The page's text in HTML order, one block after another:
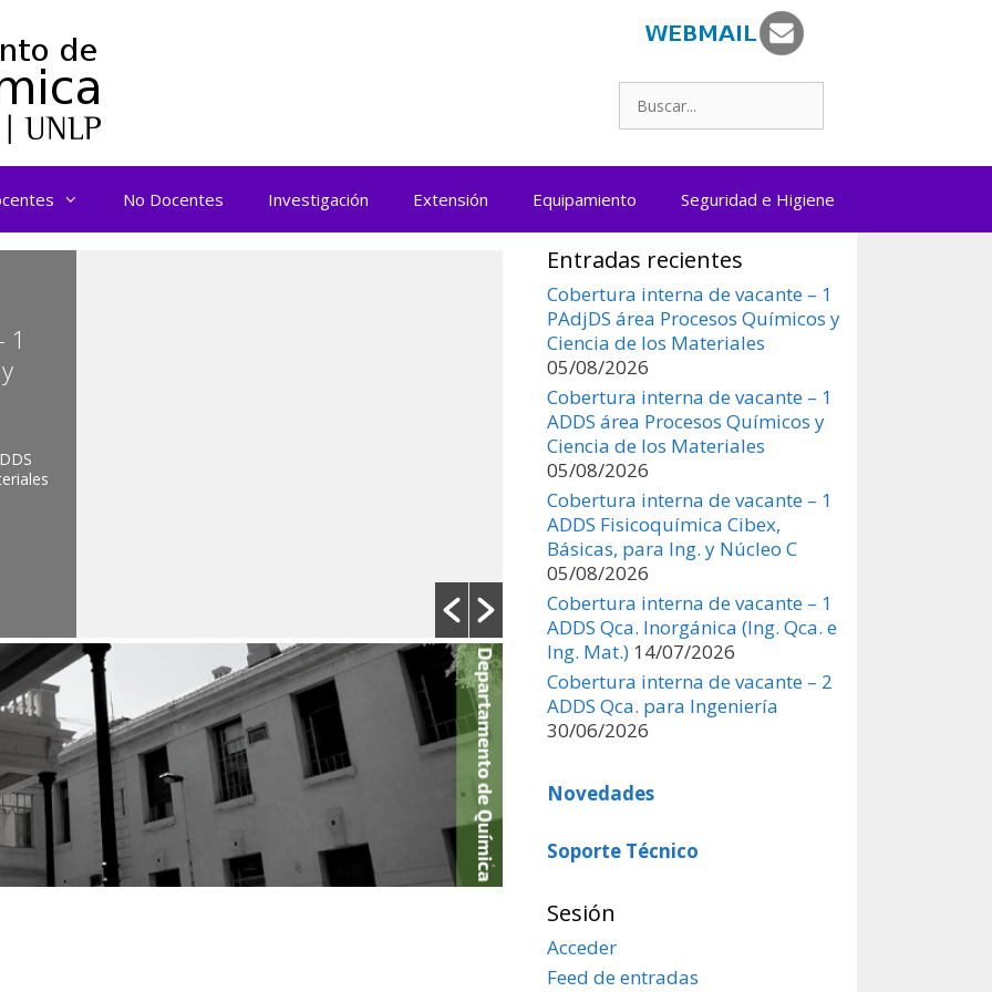
Buscar:
No Docentes Investigación Extensión Equipamiento Seguridad e Higiene
1
COBERTURAS INTERNAS NOTICIAS
Cobertura interna de vacante – 1
ADDS Fisicoquímica Cibex, Básicas,
para Ing. y Núcleo C
By Brenda Ponce / 05/08/2026
Cobertura interna de vacante de un (1) cargo de
ADDS de la división Introducción a la Química,
Química Inorgánica y...
Read More
Entradas recientes
Cobertura interna de vacante – 1
PAdjDS área Procesos Químicos y
Ciencia de los Materiales
05/08/2026
Cobertura interna de vacante – 1
ADDS área Procesos Químicos y
Ciencia de los Materiales
05/08/2026
Cobertura interna de vacante – 1
ADDS Fisicoquímica Cibex,
Básicas, para Ing. y Núcleo C
05/08/2026
Cobertura interna de vacante – 1
ADDS Qca. Inorgánica (Ing. Qca. e
Ing. Mat.) 14/07/2026
Cobertura interna de vacante – 2
ADDS Qca. para Ingeniería
30/06/2026
Novedades
Soporte Técnico
Sesión
Acceder
Feed de entradas